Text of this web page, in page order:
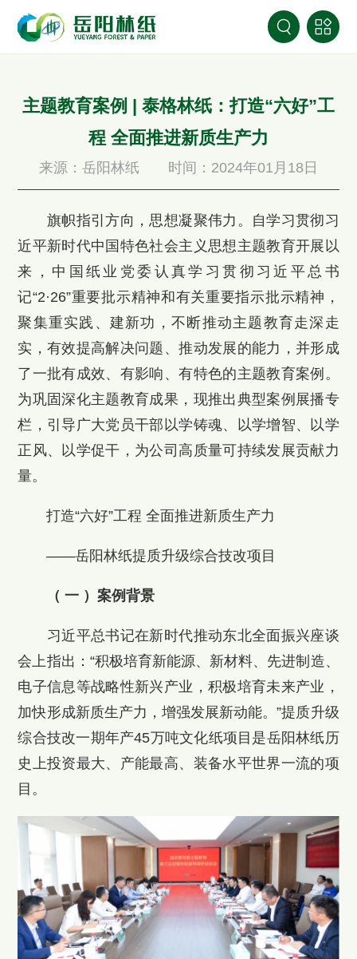
主题教育案例 | 泰格林纸：打造“六好”工
程 全面推进新质生产力
来源：岳阳林纸 时间：2024年01月18日
旗帜指引方向，思想凝聚伟力。自学习贯彻习
近平新时代中国特色社会主义思想主题教育开展以
来，中国纸业党委认真学习贯彻习近平总书
记“2·26”重要批示精神和有关重要指示批示精神，
聚集重实践、建新功，不断推动主题教育走深走
实，有效提高解决问题、推动发展的能力，并形成
了一批有成效、有影响、有特色的主题教育案例。
为巩固深化主题教育成果，现推出典型案例展播专
栏，引导广大党员干部以学铸魂、以学增智、以学
正风、以学促干，为公司高质量可持续发展贡献力
量。
打造“六好”工程 全面推进新质生产力
——岳阳林纸提质升级综合技改项目
（ 一 ）案例背景
习近平总书记在新时代推动东北全面振兴座谈
会上指出：“积极培育新能源、新材料、先进制造、
电子信息等战略性新兴产业，积极培育未来产业，
加快形成新质生产力，增强发展新动能。”提质升级
综合技改一期年产45万吨文化纸项目是岳阳林纸历
史上投资最大、产能最高、装备水平世界一流的项
目。